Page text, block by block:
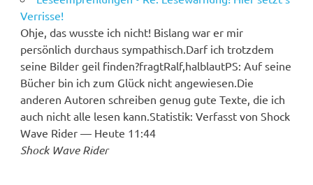
Verrisse!
Ohje, das wusste ich nicht! Bislang war er mir
persönlich durchaus sympathisch.Darf ich trotzdem
seine Bilder geil finden?fragtRalf,halblautPS: Auf seine
Bücher bin ich zum Glück nicht angewiesen.Die
anderen Autoren schreiben genug gute Texte, die ich
auch nicht alle lesen kann.Statistik: Verfasst von Shock
Wave Rider — Heute 11:44
Shock Wave Rider